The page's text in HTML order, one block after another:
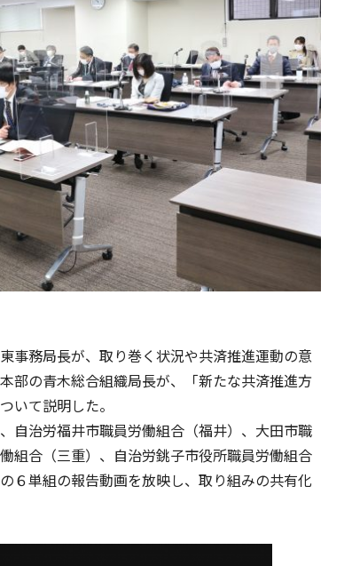
事務局長が、取り巻く状況や共済推進運動の意
部の青木総合組織局長が、「新たな共済推進方
いて説明した。
自治労福井市職員労働組合（福井）、大田市職
組合（三重）、自治労銚子市役所職員労働組合
６単組の報告動画を放映し、取り組みの共有化